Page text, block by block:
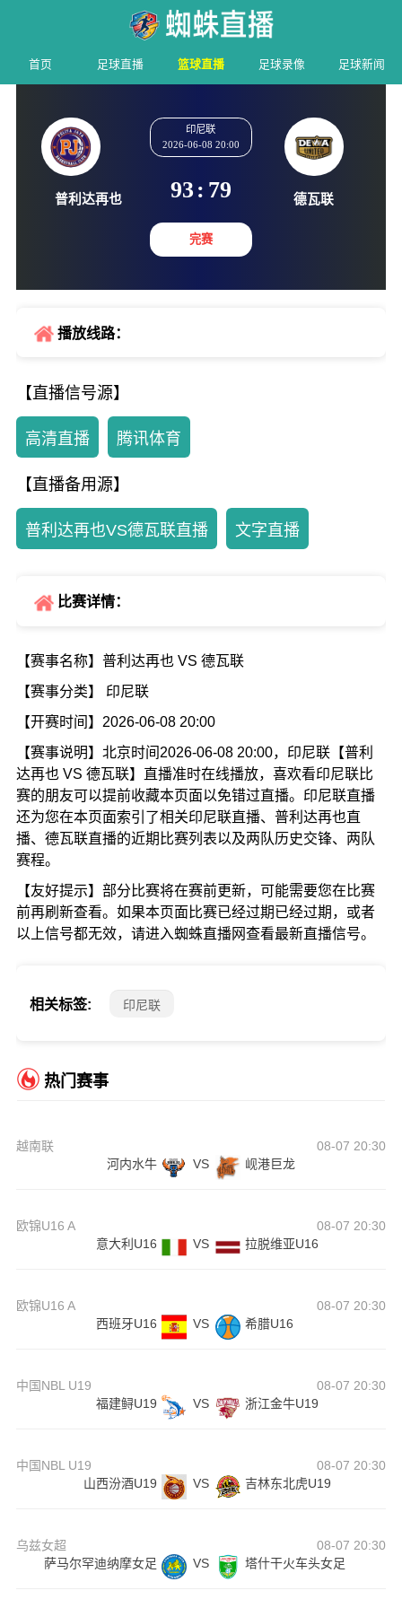
首页 足球直播 篮球直播 足球录像 足球新闻
印尼联
93:
完赛
播放线路：
【直播信号源】
高清直播 腾讯体育
【直播备用源】
普利达再也VS德瓦联直播 文字直播
比赛详情：
【赛事名称】普利达再也 VS 德瓦联
【赛事分类】 印尼联
【开赛时间】2026-06-08 20:00
【赛事说明】北京时间2026-06-08 20:00，印尼联【普利
达再也 VS 德瓦联】直播准时在线播放，喜欢看印尼联比
赛的朋友可以提前收藏本页面以免错过直播。印尼联直播
还为您在本页面索引了相关印尼联直播、普利达再也直
播、德瓦联直播的近期比赛列表以及两队历史交锋、两队
赛程。
【友好提示】部分比赛将在赛前更新，可能需要您在比赛
前再刷新查看。如果本页面比赛已经过期已经过期，或者
以上信号都无效，请进入蜘蛛直播网查看最新直播信号。
相关标签: 印尼联
热门赛事
越南联
08-07 20:30
河内水牛
VS 岘港巨龙
欧锦U16 A
08-07 20:30
意大利U16
VS 拉脱维亚U16
欧锦U16 A
08-07 20:30
西班牙U16
VS 希腊U16
中国NBL U19
08-07 20:30
福建鲟U19
VS 浙江金牛U19
中国NBL U19
08-07 20:30
山西汾酒U19
VS 吉林东北虎U19
乌兹女超
08-07 20:30
萨马尔罕迪纳摩女足
VS 塔什干火车头女足